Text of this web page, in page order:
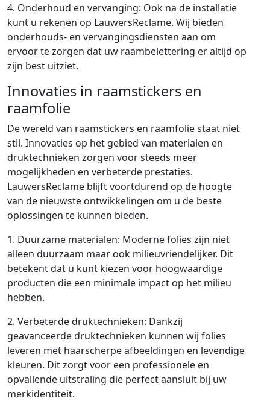
4. Onderhoud en vervanging: Ook na de installatie
kunt u rekenen op LauwersReclame. Wij bieden
onderhouds- en vervangingsdiensten aan om
ervoor te zorgen dat uw raambelettering er altijd op
zijn best uitziet.
Innovaties in raamstickers en
raamfolie
De wereld van raamstickers en raamfolie staat niet
stil. Innovaties op het gebied van materialen en
druktechnieken zorgen voor steeds meer
mogelijkheden en verbeterde prestaties.
LauwersReclame blijft voortdurend op de hoogte
van de nieuwste ontwikkelingen om u de beste
oplossingen te kunnen bieden.
1. Duurzame materialen: Moderne folies zijn niet
alleen duurzaam maar ook milieuvriendelijker. Dit
betekent dat u kunt kiezen voor hoogwaardige
producten die een minimale impact op het milieu
hebben.
2. Verbeterde druktechnieken: Dankzij
geavanceerde druktechnieken kunnen wij folies
leveren met haarscherpe afbeeldingen en levendige
kleuren. Dit zorgt voor een professionele en
opvallende uitstraling die perfect aansluit bij uw
merkidentiteit.